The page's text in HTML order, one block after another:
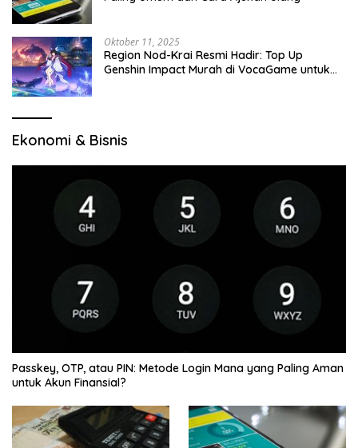
Oktober 11, 2025
Region Nod-Krai Resmi Hadir: Top Up
Genshin Impact Murah di VocaGame untuk
Ekonomi & Bisnis
Passkey, OTP, atau PIN: Metode Login Mana yang Paling Aman
untuk Akun Finansial?